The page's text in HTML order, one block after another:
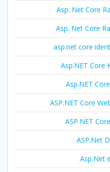
Asp. Net Core
Asp. Net Core
asp.net core
Asp.NET Core
Asp.NET
ASP.NET Core
ASP.NET
ASP.Net
Asp.Net